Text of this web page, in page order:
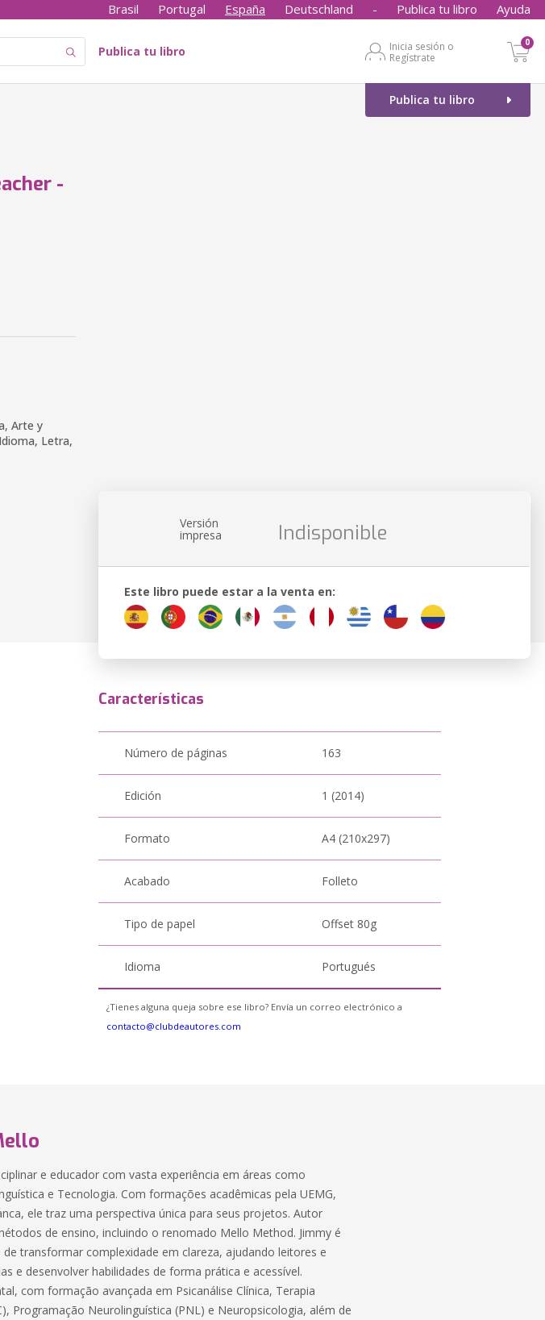
Brasil Portugal España Deutschland - Publica tu libro Ayuda
Publica tu libro
Inicia sesión o
Regístrate
0
Publica tu libro
-
Arte y
Letra,
Versión
impresa Indisponible
Este libro puede estar a la venta en:
Características
Número de páginas 163
Edición 1 (2014)
Formato A4 (210x297)
Acabado Folleto
Tipo de papel Offset 80g
Idioma Portugués
¿Tienes alguna queja sobre ese libro? Envía un correo electrónico a
contacto@clubdeautores.com
e educador com vasta experiência em áreas como
e Tecnologia. Com formações acadêmicas pela UEMG,
ele traz uma perspectiva única para seus projetos. Autor
de ensino, incluindo o renomado Mello Method. Jimmy é
transformar complexidade em clareza, ajudando leitores e
e desenvolver habilidades de forma prática e acessível.
com formação avançada em Psicanálise Clínica, Terapia
Programação Neurolinguística (PNL) e Neuropsicologia, além de